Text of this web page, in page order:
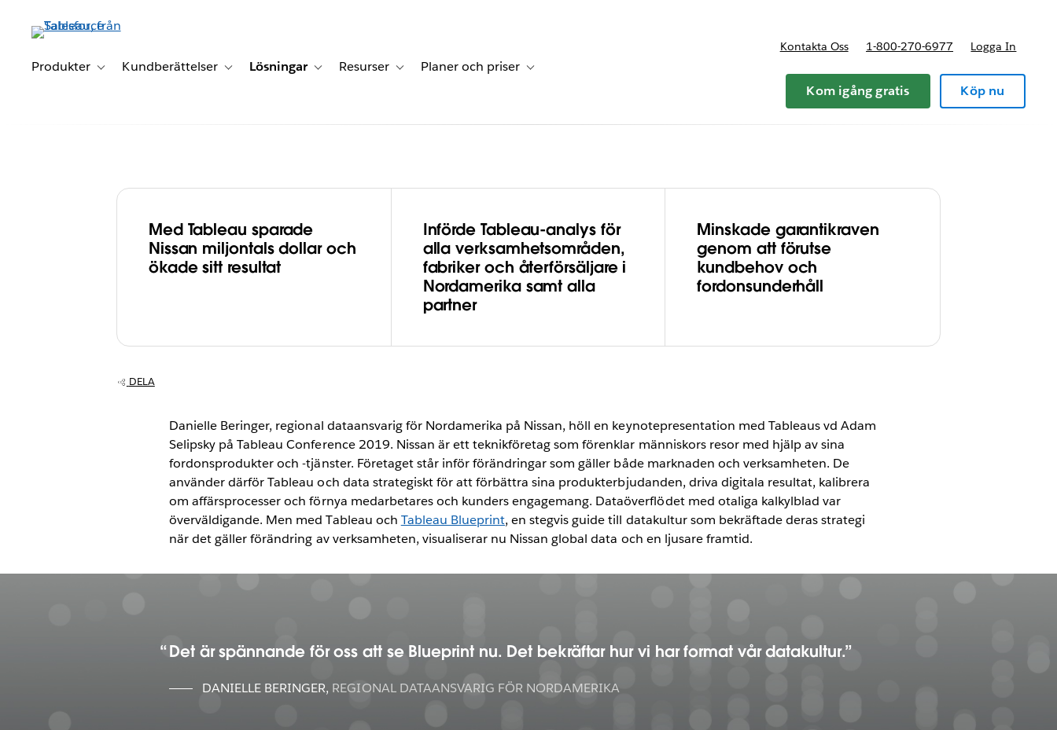
vidare
huvudinnehållet
Produkter Toggle sub-navigation for Produkter
Kundberättelser Toggle sub-navigation for Kundberättelser
Lösningar Toggle sub-navigation for Lösningar
Resurser Toggle sub-navigation for Resurser
Planer och priser Toggle sub-navigation for Planer och priser
Kontakta Oss 1-800-270-6977 Logga In
Kom igång gratis Köp nu
Med Tableau skapar
Nissan en datakultur för
företaget och
alla sina återförsäljare
Play
Video
Med Tableau sparade
Nissan miljontals dollar och
ökade sitt resultat
Införde Tableau-analys för
alla verksamhetsområden,
fabriker och återförsäljare i
Nordamerika samt alla
partner
Minskade garantikraven
genom att förutse
kundbehov och
fordonsunderhåll
DELA
Danielle Beringer, regional dataansvarig för Nordamerika på Nissan, höll en keynotepresentation med Tableaus vd Adam
Selipsky på Tableau Conference 2019. Nissan är ett teknikföretag som förenklar människors resor med hjälp av sina
fordonsprodukter och -tjänster. Företaget står inför förändringar som gäller både marknaden och verksamheten. De
använder därför Tableau och data strategiskt för att förbättra sina produkterbjudanden, driva digitala resultat, kalibrera
om affärsprocesser och förnya medarbetares och kunders engagemang. Dataöverflödet med otaliga kalkylblad var
överväldigande. Men med Tableau och Tableau Blueprint, en stegvis guide till datakultur som bekräftade deras strategi
när det gäller förändring av verksamheten, visualiserar nu Nissan global data och en ljusare framtid.
Det är spännande för oss att se Blueprint nu. Det bekräftar hur vi har format vår datakultur.
DANIELLE BERINGER, REGIONAL DATAANSVARIG FÖR NORDAMERIKA